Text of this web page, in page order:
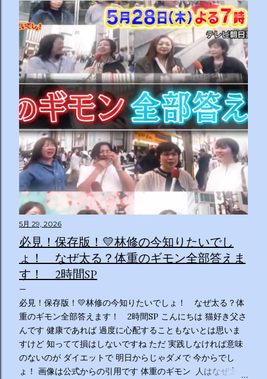
5月 29, 2026
必見！保存版！💛林修の今知りたいでし
ょ！ なぜ太る？体重のギモン全部答えま
す！ 2時間SP
必見！保存版！💛林修の今知りたいでしょ！ なぜ太る？体
重のギモン全部答えます！ 2時間SP こんにちは 猫好き父さ
んです 健康であれば 過度に心配することもないとは思いま
すけど 知ってて損はしないですね ただ 実践しなければ意味
のないのが ダイエットで 明日からじゃダメで 今からでし
ょ！ 画像は公式からの引用です 体重のギモン 人はなぜ太る